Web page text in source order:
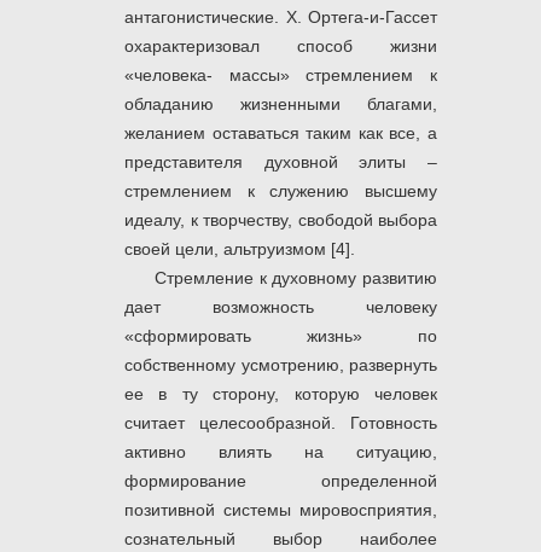
антагонистические. X. Ортега-и-Гассет
охарактеризовал способ жизни
«человека- массы» стремлением к
обладанию жизненными благами,
желанием оставаться таким как все, а
представителя духовной элиты –
стремлением к служению высшему
идеалу, к творчеству, свободой выбора
своей цели, альтруизмом [4].
Стремление к духовному развитию
дает возможность человеку
«сформировать жизнь» по
собственному усмотрению, развернуть
ее в ту сторону, которую человек
считает целесообразной. Готовность
активно влиять на ситуацию,
формирование определенной
позитивной системы мировосприятия,
сознательный выбор наиболее